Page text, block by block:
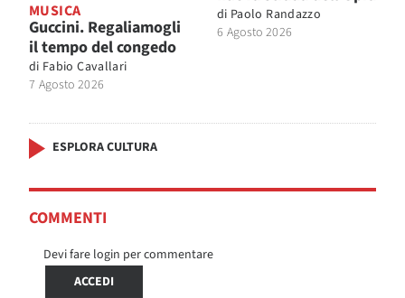
MUSICA
Guccini. Regaliamogli
il tempo del congedo
di Fabio Cavallari
7 Agosto 2026
di Paolo Randazzo
6 Agosto 2026
ESPLORA CULTURA
COMMENTI
Devi fare login per commentare
ACCEDI